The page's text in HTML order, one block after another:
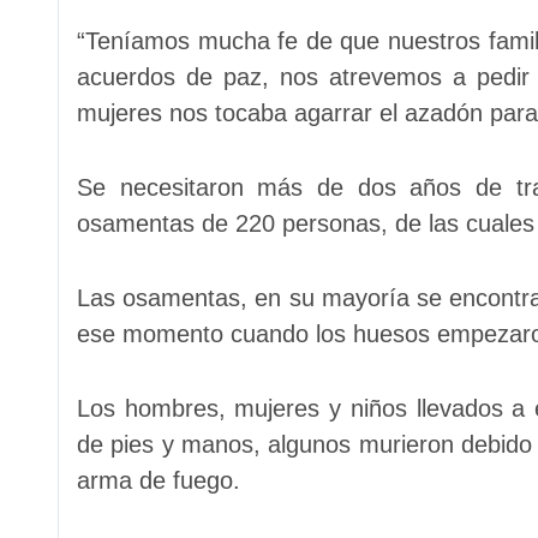
“Teníamos mucha fe de que nuestros
acuerdos de paz, nos atrevemos a
mujeres nos tocaba agarrar el azadón
Se necesitaron más de dos años de
osamentas de 220 personas, de las
Las osamentas, en su mayoría se
ese momento cuando los huesos
Los hombres, mujeres y niños llevados
de pies y manos, algunos murieron
arma de fuego.